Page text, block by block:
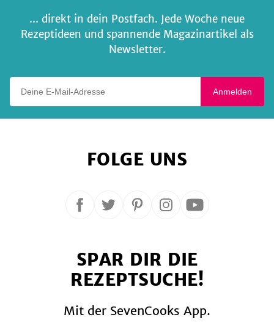
... direkt in dein Postfach. Jede Woche neue
Rezeptideen und spannende Magazinartikel als
Newsletter.
Anmelden
FOLGE UNS
Folge
Facebook
Folge
Twitter
Folge
Pinterest
Folge
Instagram
Folge
YouTube
SPAR DIR DIE
REZEPTSUCHE!
Mit der SevenCooks App.